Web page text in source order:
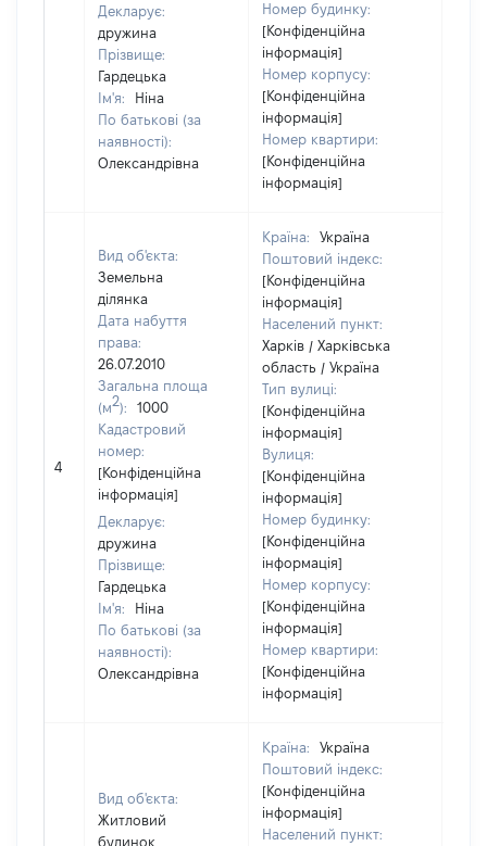
Декларує:
дружина
Прізвище:
Гардецька
Ім'я:
Ніна
По батькові (за
наявності):
Олександрівна
Номер будинку:
[Конфіденційна
інформація]
Номер корпусу:
[Конфіденційна
інформація]
Номер квартири:
[Конфіденційна
інформація]
4
Вид об'єкта:
Земельна
ділянка
Дата набуття
права:
26.07.2010
Загальна площа
(м2):
1000
Кадастровий
номер:
[Конфіденційна
інформація]
Декларує:
дружина
Прізвище:
Гардецька
Ім'я:
Ніна
По батькові (за
наявності):
Олександрівна
Країна:
Україна
Поштовий індекс:
[Конфіденційна
інформація]
Населений пункт:
Харків / Харківська
область / Україна
Тип вулиці:
[Конфіденційна
інформація]
Вулиця:
[Конфіденційна
інформація]
Номер будинку:
[Конфіденційна
інформація]
Номер корпусу:
[Конфіденційна
інформація]
Номер квартири:
[Конфіденційна
інформація]
Вид об'єкта:
Житловий
будинок
Країна:
Україна
Поштовий індекс:
[Конфіденційна
інформація]
Населений пункт: